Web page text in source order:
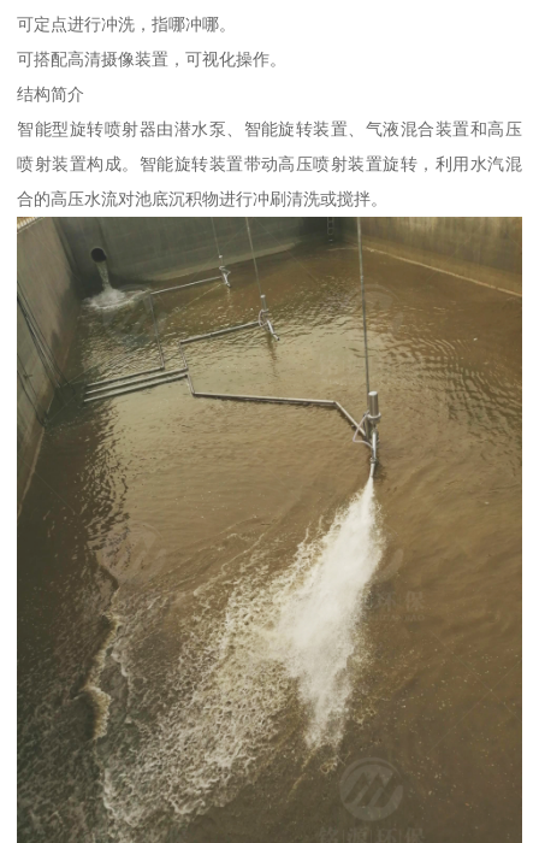
可定点进行冲洗，指哪冲哪。
可搭配高清摄像装置，可视化操作。
结构简介
智能型旋转喷射器由潜水泵、智能旋转装置、气液混合装置和高压
喷射装置构成。智能旋转装置带动高压喷射装置旋转，利用水汽混
合的高压水流对池底沉积物进行冲刷清洗或搅拌。